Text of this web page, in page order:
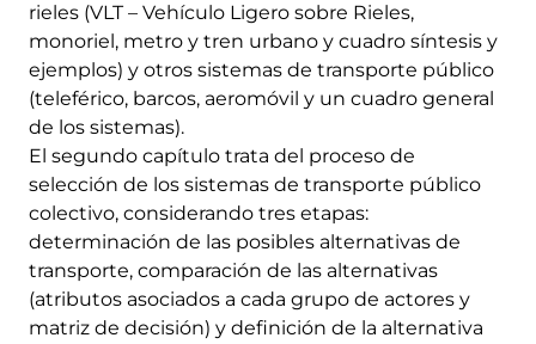
rieles (VLT – Vehículo Ligero sobre Rieles,
monoriel, metro y tren urbano y cuadro síntesis y
ejemplos) y otros sistemas de transporte público
(teleférico, barcos, aeromóvil y un cuadro general
de los sistemas).
El segundo capítulo trata del proceso de
selección de los sistemas de transporte público
colectivo, considerando tres etapas:
determinación de las posibles alternativas de
transporte, comparación de las alternativas
(atributos asociados a cada grupo de actores y
matriz de decisión) y definición de la alternativa